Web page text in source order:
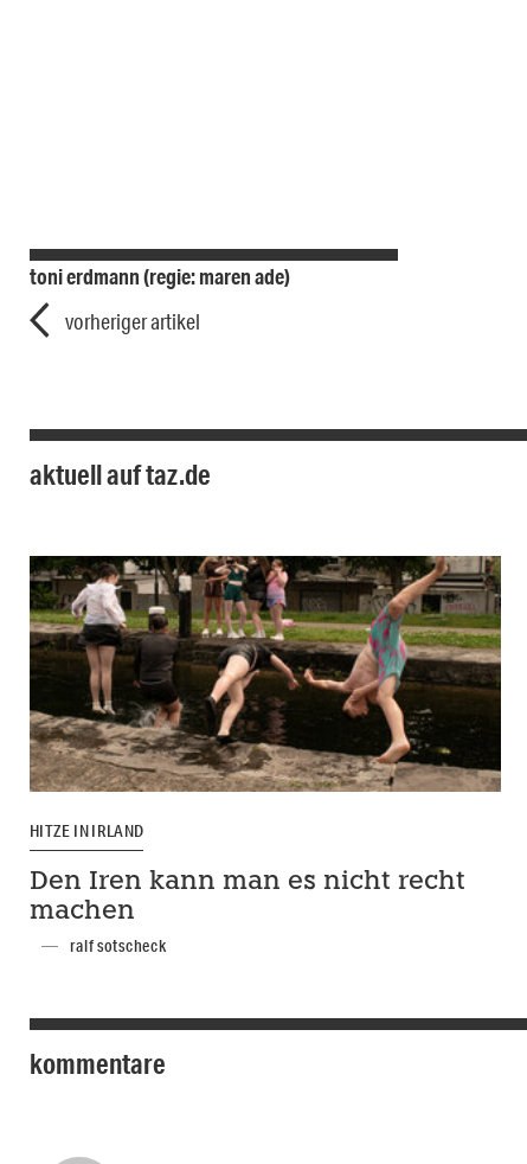
toni erdmann (regie: maren ade)
vorheriger artikel
aktuell auf taz.de
HITZE IN IRLAND
Den Iren kann man es nicht recht
machen
ralf sotscheck
kommentare